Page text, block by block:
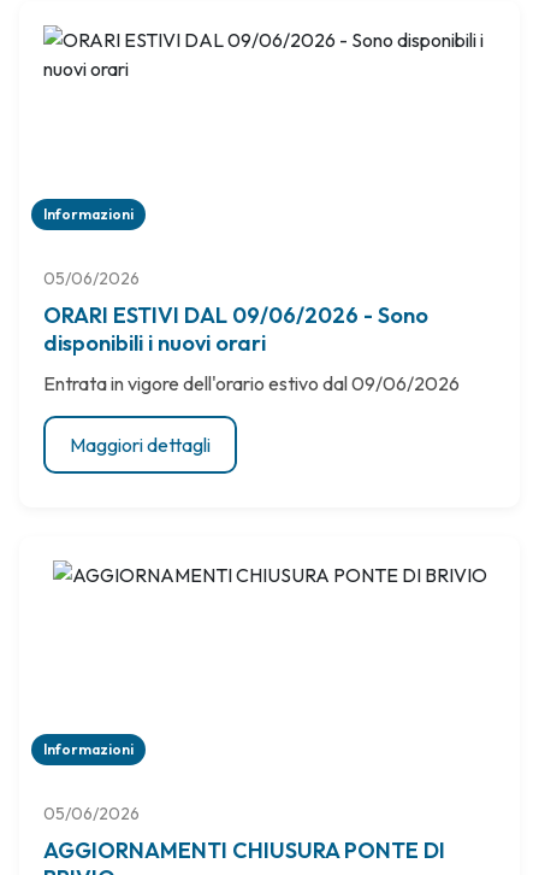
Informazioni
05/06/2026
ORARI ESTIVI DAL 09/06/2026 - Sono
disponibili i nuovi orari
Entrata in vigore dell'orario estivo dal 09/06/2026
Maggiori dettagli
Informazioni
05/06/2026
AGGIORNAMENTI CHIUSURA PONTE DI